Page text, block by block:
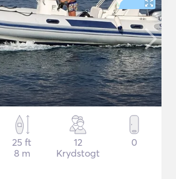
25 ft
8 m
12
Krydstogt
0